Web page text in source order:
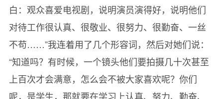
白：观众喜爱电视剧，说明演员演得好，说明他们
对待工作很认真、很敬业、很努力、很勤奋、一丝
不苟……”我连着用了几个形容词，然后对她们说：
“知道吗？有时候，一个镜头他们要拍摄几十次甚至
上百次才会满意，怎么会不被大家喜欢呢？你们
呢，是学生，那就要在学习上认真、努力、勤奋、